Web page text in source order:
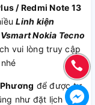
/ Redmi Note 13
Linh kiện
VsmartNokia Tecno
vui lòng truy cập
để được tư
như đặt lịch sửa